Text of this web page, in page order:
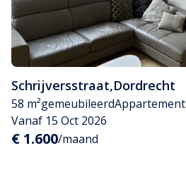
Schrijversstraat,Dordrecht
58 m²gemeubileerdAppartement
Vanaf 15 Oct 2026
€ 1.600/maand